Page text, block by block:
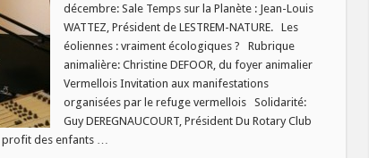
décembre: Sale Temps sur la Planète : Jean-Louis
WATTEZ, Président de LESTREM-NATURE. Les
éoliennes : vraiment écologiques ? Rubrique
animalière: Christine DEFOOR, du foyer animalier
Vermellois Invitation aux manifestations
organisées par le refuge vermellois Solidarité:
Guy DEREGNAUCOURT, Président Du Rotary Club
profit des enfants …